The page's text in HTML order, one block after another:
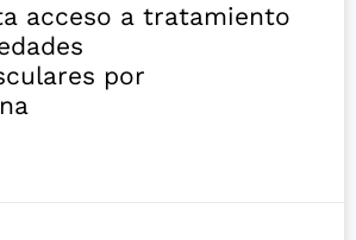
acceso a tratamiento
por